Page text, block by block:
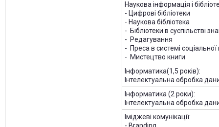
Наукова інформація і
- Цифрові бібліотеки
- Наукова бібліотека
- Бібліотеки в суспільстві
- Редагування
- Преса в системі соціальної
- Мистецтво книги
Інформатика(1,5 років):
Інтелектуальна обробка
Інформатика (2 роки):
Інтелектуальна обробка
Іміджеві комунікації: